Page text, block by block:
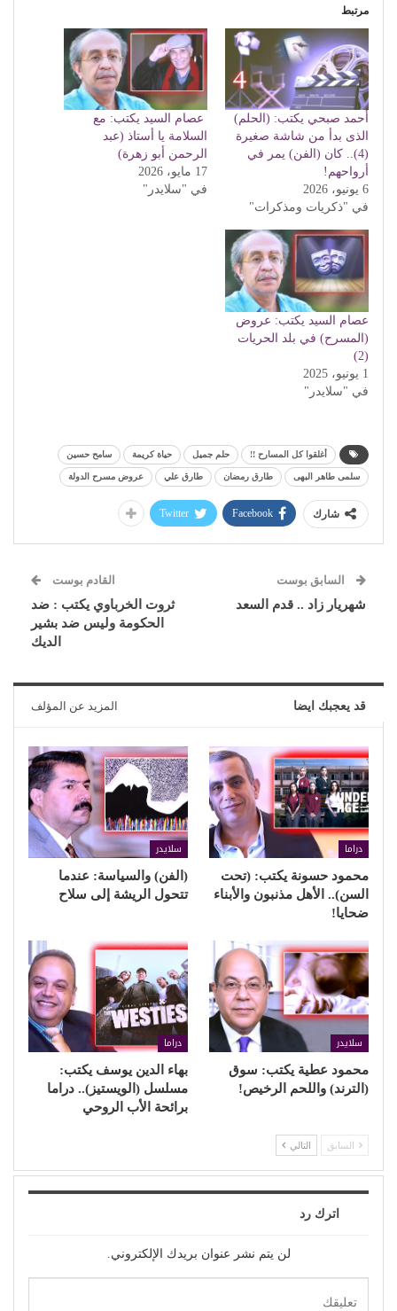
مرتبط
أحمد صبحي يكتب: (الحلم)
الذى بدأ من شاشة صغيرة
(4).. كان (الفن) يمر في
أرواحهم!
6 يونيو، 2026
في "ذكريات ومذكرات"
عصام السيد يكتب: مع
السلامة يا أستاذ (عبد
الرحمن أبو زهرة)
17 مايو، 2026
في "سلايدر"
عصام السيد يكتب: عروض
(المسرح) في بلد الحريات
(2)
1 يونيو، 2025
في "سلايدر"
أغلقوا كل المسارح !! حلم جميل حياة كريمة سامح حسين
سلمى طاهر البهى طارق رمضان طارق علي عروض مسرح الدولة
شارك Facebook
Twitter
السابق بوست
شهريار زاد .. قدم السعد
القادم بوست
ثروت الخرباوي يكتب : ضد
الحكومة وليس ضد بشير
الديك
قد يعجبك ايضا المزيد عن المؤلف
دراما
محمود حسونة يكتب: (تحت
السن).. الأهل مذنبون والأبناء
ضحايا!
سلايدر
(الفن) والسياسة: عندما
تتحول الريشة إلى سلاح
سلايدر
محمود عطية يكتب: سوق
(الترند) واللحم الرخيص!
دراما
بهاء الدين يوسف يكتب:
مسلسل (الويستيز).. دراما
برائحة الأب الروحي
السابق التالي
اترك رد
لن يتم نشر عنوان بريدك الإلكتروني.